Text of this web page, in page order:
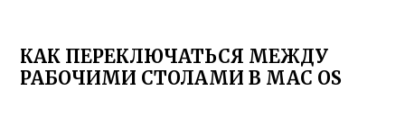
КАК ПЕРЕКЛЮЧАТЬСЯ МЕЖДУ
РАБОЧИМИ СТОЛАМИ В MAC OS